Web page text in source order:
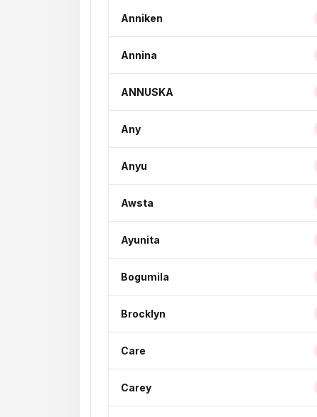
Anniken
Annina
ANNUSKA
Any
Anyu
Awsta
Ayunita
Bogumila
Brocklyn
Care
Carey